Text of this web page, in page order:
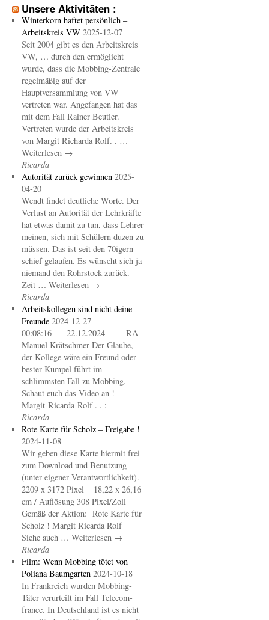
Unsere Aktivitäten :
Winterkorn haftet persönlich –
Arbeitskreis VW 2025-12-07
Seit 2004 gibt es den Arbeitskreis
VW, … durch den ermöglicht
wurde, dass die Mobbing-Zentrale
regelmäßig auf der
Hauptversammlung von VW
vertreten war. Angefangen hat das
mit dem Fall Rainer Beutler.
Vertreten wurde der Arbeitskreis
von Margit Richarda Rolf. . …
Weiterlesen →
Ricarda
Autorität zurück gewinnen 2025-
04-20
Wendt findet deutliche Worte. Der
Verlust an Autorität der Lehrkräfte
hat etwas damit zu tun, dass Lehrer
meinen, sich mit Schülern duzen zu
müssen. Das ist seit den 70igern
schief gelaufen. Es wünscht sich ja
niemand den Rohrstock zurück.
Zeit … Weiterlesen →
Ricarda
Arbeitskollegen sind nicht deine
Freunde 2024-12-27
00:08:16 – 22.12.2024 – RA
Manuel Krätschmer Der Glaube,
der Kollege wäre ein Freund oder
bester Kumpel führt im
schlimmsten Fall zu Mobbing.
Schaut euch das Video an !
Margit Ricarda Rolf . . :
Ricarda
Rote Karte für Scholz – Freigabe !
2024-11-08
Wir geben diese Karte hiermit frei
zum Download und Benutzung
(unter eigener Verantwortlichkeit).
2209 x 3172 Pixel = 18,22 x 26,16
cm / Auflösung 308 Pixel/Zoll
Gemäß der Aktion: Rote Karte für
Scholz ! Margit Ricarda Rolf
Siehe auch … Weiterlesen →
Ricarda
Film: Wenn Mobbing tötet von
Poliana Baumgarten 2024-10-18
In Frankreich wurden Mobbing-
Täter verurteilt im Fall Telecom-
france. In Deutschland ist es nicht